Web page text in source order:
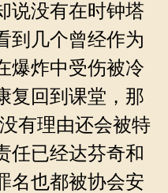
说没有在时钟塔
到几个曾经作为
爆炸中受伤被冷
复回到课堂，那
有理由还会被特
任已经达芬奇和
名也都被协会安